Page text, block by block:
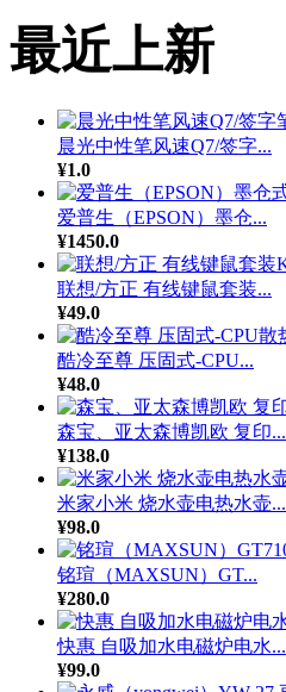
最近上新
晨光中性笔风速Q7/签字...
¥1.0
爱普生（EPSON）墨仓...
¥1450.0
联想/方正 有线键鼠套装...
¥49.0
酷冷至尊 压固式-CPU...
¥48.0
森宝、亚太森博凯欧 复印...
¥138.0
米家小米 烧水壶电热水壶...
¥98.0
铭瑄（MAXSUN）GT...
¥280.0
快惠 自吸加水电磁炉电水...
¥99.0